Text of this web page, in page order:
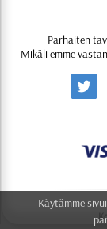
Parhaiten
Mikäli emme
Käytämme